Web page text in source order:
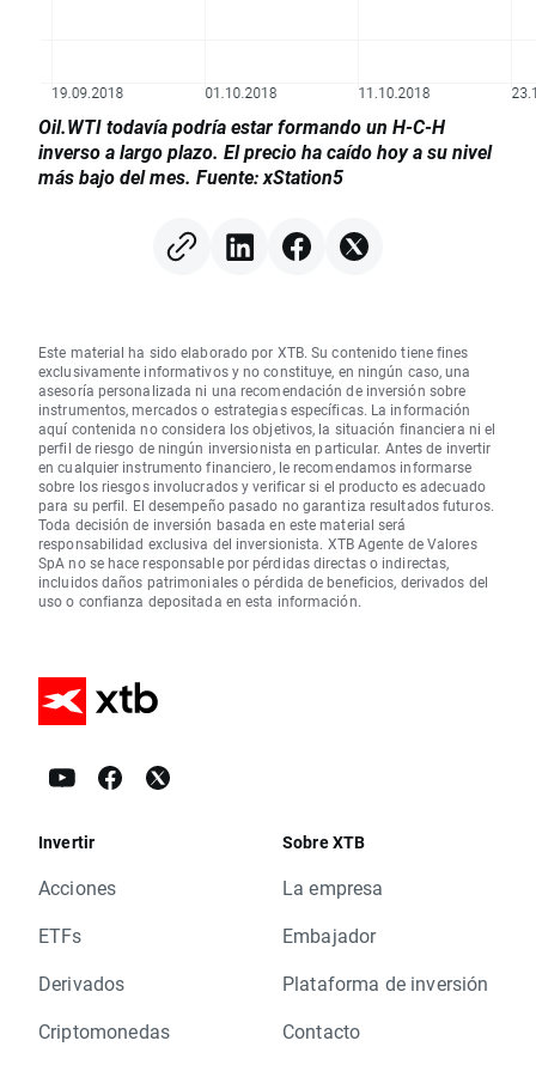
Oil.WTI todavía podría estar formando un H-C-H
inverso a largo plazo. El precio ha caído hoy a su nivel
más bajo del mes. Fuente: xStation5
Este material ha sido elaborado por XTB. Su contenido tiene fines
exclusivamente informativos y no constituye, en ningún caso, una
asesoría personalizada ni una recomendación de inversión sobre
instrumentos, mercados o estrategias específicas. La información
aquí contenida no considera los objetivos, la situación financiera ni el
perfil de riesgo de ningún inversionista en particular. Antes de invertir
en cualquier instrumento financiero, le recomendamos informarse
sobre los riesgos involucrados y verificar si el producto es adecuado
para su perfil. El desempeño pasado no garantiza resultados futuros.
Toda decisión de inversión basada en este material será
responsabilidad exclusiva del inversionista. XTB Agente de Valores
SpA no se hace responsable por pérdidas directas o indirectas,
incluidos daños patrimoniales o pérdida de beneficios, derivados del
uso o confianza depositada en esta información.
Invertir
Acciones
ETFs
Derivados
Criptomonedas
Sobre XTB
La empresa
Embajador
Plataforma de inversión
Contacto